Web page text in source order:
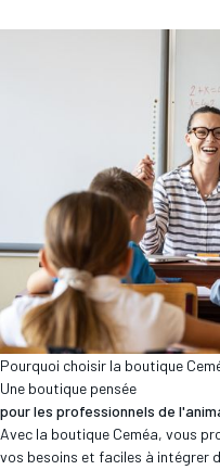
Pourquoi choisir la boutique
Une boutique pensée
pour les professionnels de
Avec la boutique Ceméa, vous
vos besoins et faciles à intégrer